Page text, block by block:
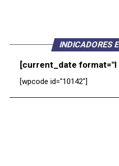
INDICADORES
[current_date
[wpcode id="10142"]